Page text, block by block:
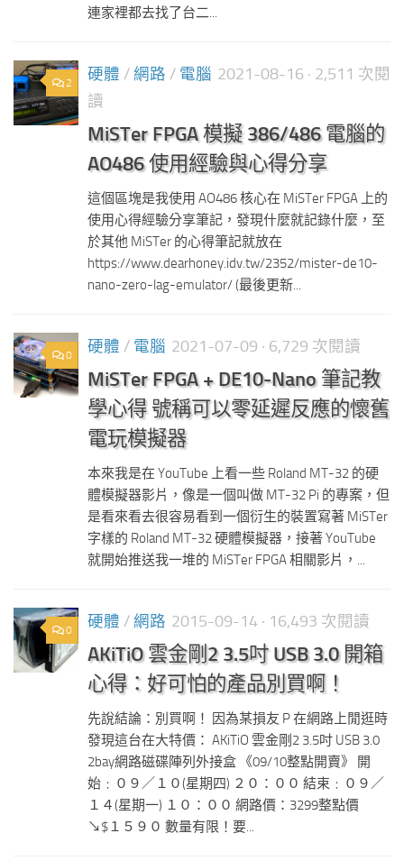
連家裡都去找了台二...
2 硬體 / 網路 / 電腦 2021-08-16 · 2,511 次閱
讀
MiSTer FPGA 模擬 386/486 電腦的
AO486 使用經驗與心得分享
這個區塊是我使用 AO486 核心在 MiSTer FPGA 上的
使用心得經驗分享筆記，發現什麼就記錄什麼，至
於其他 MiSTer 的心得筆記就放在
https://www.dearhoney.idv.tw/2352/mister-de10-
nano-zero-lag-emulator/ (最後更新...
0 硬體 / 電腦 2021-07-09 · 6,729 次閱讀
MiSTer FPGA + DE10-Nano 筆記教
學心得 號稱可以零延遲反應的懷舊
電玩模擬器
本來我是在 YouTube 上看一些 Roland MT-32 的硬
體模擬器影片，像是一個叫做 MT-32 Pi 的專案，但
是看來看去很容易看到一個衍生的裝置寫著 MiSTer
字樣的 Roland MT-32 硬體模擬器，接著 YouTube
就開始推送我一堆的 MiSTer FPGA 相關影片，...
0 硬體 / 網路 2015-09-14 · 16,493 次閱讀
AKiTiO 雲金剛2 3.5吋 USB 3.0 開箱
心得：好可怕的產品別買啊！
先說結論：別買啊！ 因為某損友 P 在網路上閒逛時
發現這台在大特價： AKiTiO 雲金剛2 3.5吋 USB 3.0
2bay網路磁碟陣列外接盒 《09/10整點開賣》 開
始﹕０９／１０(星期四) ２０：００ 結束﹕０９／
１４(星期一) １０：００ 網路價：3299整點價
↘$１５９０ 數量有限！要...